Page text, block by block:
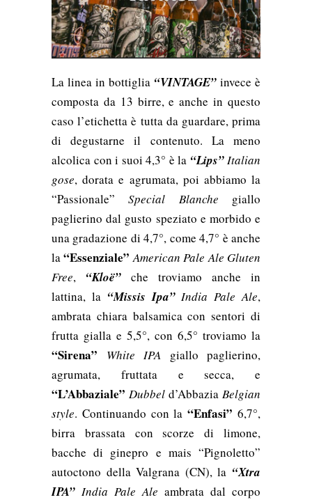
La linea in bottiglia “VINTAGE” invece è
composta da 13 birre, e anche in questo
caso l’etichetta è tutta da guardare, prima
di degustarne il contenuto. La meno
alcolica con i suoi 4,3° è la “Lips”Italian
gose, dorata e agrumata, poi abbiamo la
“Passionale”Special Blanche giallo
paglierino dal gusto speziato e morbido e
una gradazione di 4,7°, come 4,7° è anche
la“Essenziale” American Pale Ale Gluten
Free, “Kloë” che troviamo anche in
lattina, la “Missis Ipa” India Pale Ale,
ambrata chiara balsamica con sentori di
frutta gialla e 5,5°, con 6,5° troviamo la
“Sirena” White IPA giallo paglierino,
agrumata, fruttata e secca, e
“L’Abbaziale” Dubbel d’Abbazia Belgian
style. Continuando con la“Enfasi” 6,7°,
birra brassata con scorze di limone,
bacche di ginepro e mais “Pignoletto”
autoctono della Valgrana (CN), la “Xtra
IPA” India Pale Ale ambrata dal corpo